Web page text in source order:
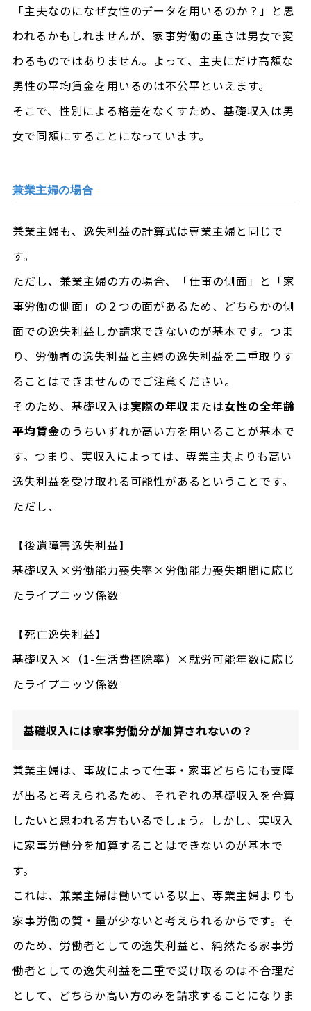
「主夫なのになぜ女性のデータを用いるのか？」と思
われるかもしれませんが、家事労働の重さは男女で変
わるものではありません。よって、主夫にだけ高額な
男性の平均賃金を用いるのは不公平といえます。
そこで、性別による格差をなくすため、基礎収入は男
女で同額にすることになっています。
兼業主婦の場合
兼業主婦も、逸失利益の計算式は専業主婦と同じで
す。
ただし、兼業主婦の方の場合、「仕事の側面」と「家
事労働の側面」の２つの面があるため、どちらかの側
面での逸失利益しか請求できないのが基本です。つま
り、労働者の逸失利益と主婦の逸失利益を二重取りす
ることはできませんのでご注意ください。
そのため、基礎収入は実際の年収または女性の全年齢
平均賃金のうちいずれか高い方を用いることが基本で
す。つまり、実収入によっては、専業主夫よりも高い
逸失利益を受け取れる可能性があるということです。
ただし、
【後遺障害逸失利益】
基礎収入×労働能力喪失率×労働能力喪失期間に応じ
たライプニッツ係数
【死亡逸失利益】
基礎収入×（1-生活費控除率）×就労可能年数に応じ
たライプニッツ係数
基礎収入には家事労働分が加算されないの？
兼業主婦は、事故によって仕事・家事どちらにも支障
が出ると考えられるため、それぞれの基礎収入を合算
したいと思われる方もいるでしょう。しかし、実収入
に家事労働分を加算することはできないのが基本で
す。
これは、兼業主婦は働いている以上、専業主婦よりも
家事労働の質・量が少ないと考えられるからです。そ
のため、労働者としての逸失利益と、純然たる家事労
働者としての逸失利益を二重で受け取るのは不合理だ
として、どちらか高い方のみを請求することになりま